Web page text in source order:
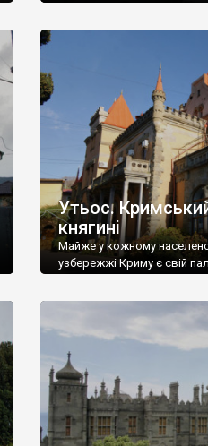
Утьос.
княгині
Майже у кожному
узбережжі Криму є свій